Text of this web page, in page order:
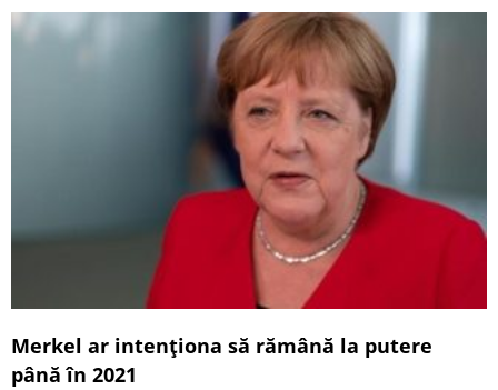
Merkel ar intenţiona să rămână la putere
până în 2021